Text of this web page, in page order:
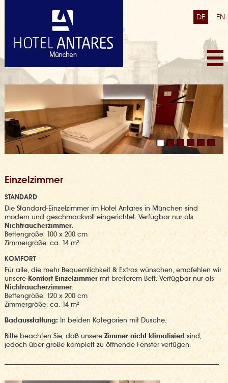
DE EN
Einzelzimmer
STANDARD
Die Standard-Einzelzimmer im Hotel Antares in München sind
modern und geschmackvoll eingerichtet. Verfügbar nur als
Nichtraucherzimmer.
Bettengröße: 100 x 200 cm
Zimmergröße: ca. 14 m²
KOMFORT
Für alle, die mehr Bequemlichkeit & Extras wünschen, empfehlen wir
unsere Komfort-Einzelzimmermit breiterem Bett. Verfügbar nur als
Nichtraucherzimmer.
Bettengröße: 120 x 200 cm
Zimmergröße: ca. 14 m²
Badausstattung:In beiden Kategorien mit Dusche.
Bitte beachten Sie, daß unsereZimmer nicht klimatisiertsind,
jedoch über große komplett zu öffnende Fenster verfügen.